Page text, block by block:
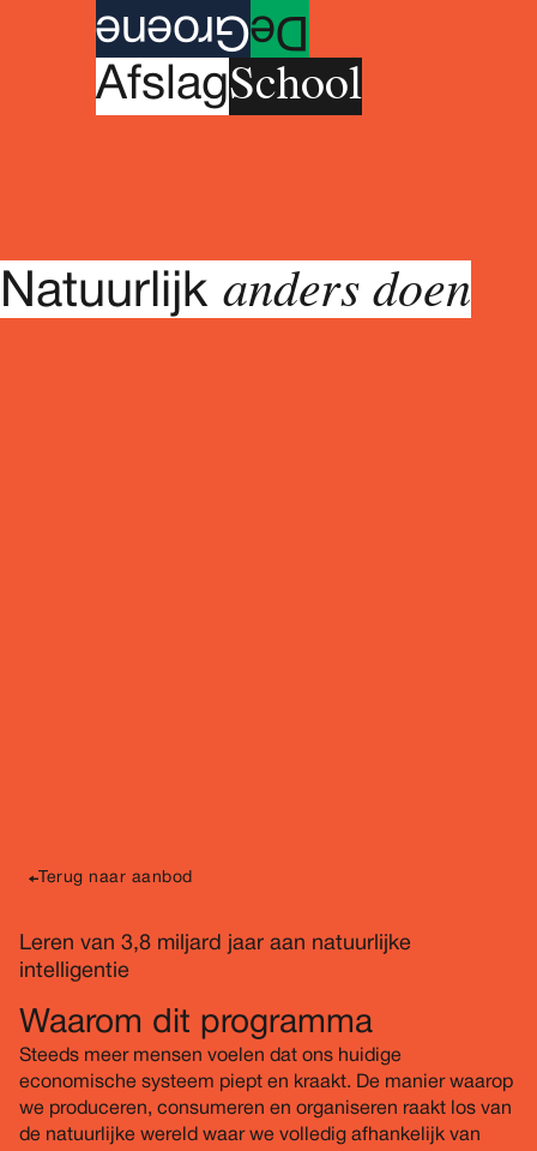
G
roene D
e
AfslagSchool
Natuurlijk anders doen
Terug naar aanbod
Leren van 3,8 miljard jaar aan natuurlijke
intelligentie
Waarom dit programma
Steeds meer mensen voelen dat ons huidige
economische systeem piept en kraakt. De manier waarop
we produceren, consumeren en organiseren raakt los van
de natuurlijke wereld waar we volledig afhankelijk van